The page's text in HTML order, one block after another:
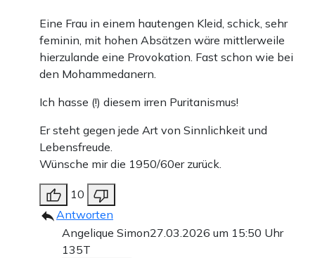
Eine Frau in einem hautengen Kleid, schick, sehr
feminin, mit hohen Absätzen wäre mittlerweile
hierzulande eine Provokation. Fast schon wie bei
den Mohammedanern.
Ich hasse (!) diesem irren Puritanismus!
Er steht gegen jede Art von Sinnlichkeit und
Lebensfreude.
Wünsche mir die 1950/60er zurück.
10
Antworten
Angelique Simon27.03.2026 um 15:50 Uhr
135T